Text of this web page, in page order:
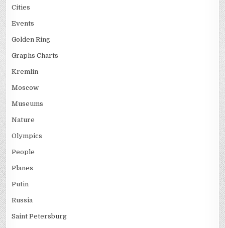
Cities
Events
Golden Ring
Graphs Charts
Kremlin
Moscow
Museums
Nature
Olympics
People
Planes
Putin
Russia
Saint Petersburg